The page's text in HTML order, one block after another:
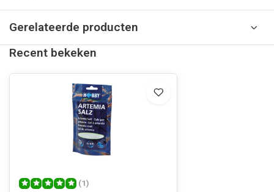
Gerelateerde producten
Recent bekeken
(1)